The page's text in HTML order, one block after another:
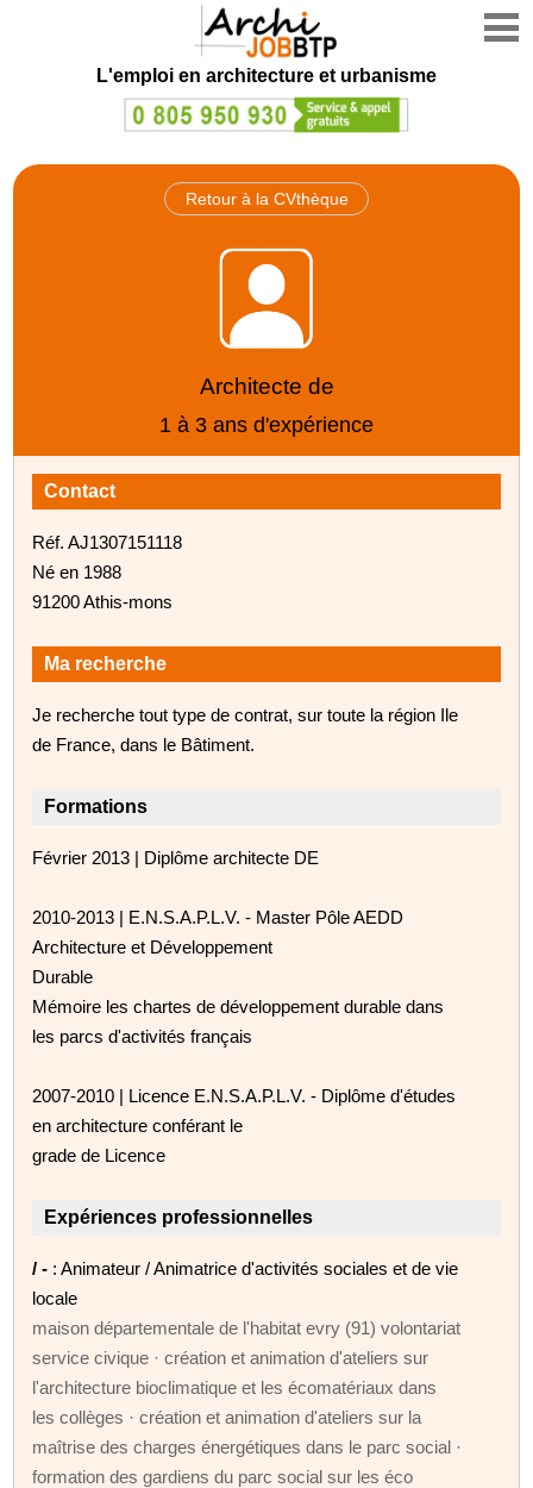
L'emploi en architecture et urbanisme
Retour à la CVthèque
Architecte de
1 à 3 ans d'expérience
Contact
Réf. AJ1307151118
Né en 1988
91200 Athis-mons
Ma recherche
Je recherche tout type de contrat, sur toute la région Ile
de France, dans le Bâtiment.
Formations
Février 2013 | Diplôme architecte DE
2010-2013 | E.N.S.A.P.L.V. - Master Pôle AEDD
Architecture et Développement
Durable
Mémoire les chartes de développement durable dans
les parcs d'activités français
2007-2010 | Licence E.N.S.A.P.L.V. - Diplôme d'études
en architecture conférant le
grade de Licence
Expériences professionnelles
/ - : Animateur / Animatrice d'activités sociales et de vie
locale
maison départementale de l'habitat evry (91) volontariat
service civique · création et animation d'ateliers sur
l'architecture bioclimatique et les écomatériaux dans
les collèges · création et animation d'ateliers sur la
maîtrise des charges énergétiques dans le parc social ·
formation des gardiens du parc social sur les éco